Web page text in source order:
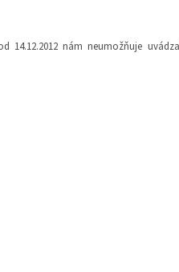
14.12.2012 nám neumožňuje